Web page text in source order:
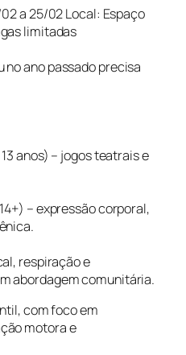
a 25/02 Local: Espaço
limitadas
ano passado precisa
anos) – jogos teatrais e
– expressão corporal,
respiração e
abordagem comunitária.
com foco em
motora e